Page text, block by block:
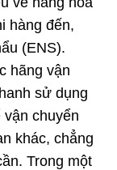
hàng đến,
(ENS).
hãng vận
sử dụng
chuyển
khác, chẳng
Trong một